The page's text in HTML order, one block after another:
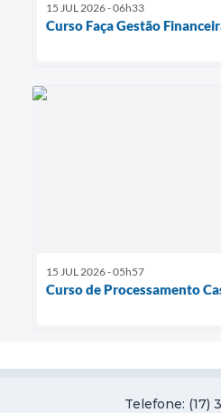
15 JUL 2026 - 06h33
Curso Faça Gestão
15 JUL 2026 - 05h57
Curso de Processamento
Telefone: (17)